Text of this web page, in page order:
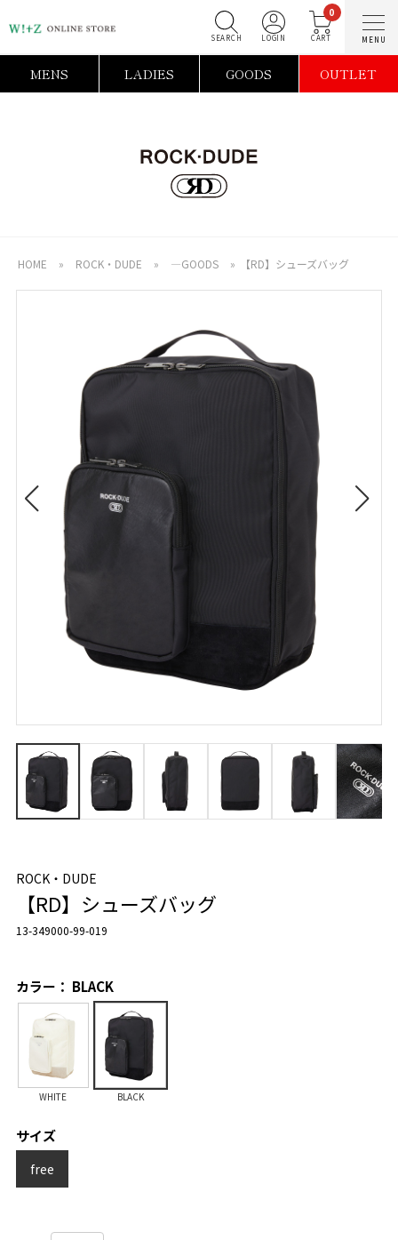
0
MENS LADIES GOODS OUTLET
HOME » ROCK・DUDE » ―GOODS » 【RD】シューズバッグ
ROCK・DUDE
【RD】シューズバッグ
13-349000-99-019
カラー： BLACK
WHITE BLACK
サイズ
free